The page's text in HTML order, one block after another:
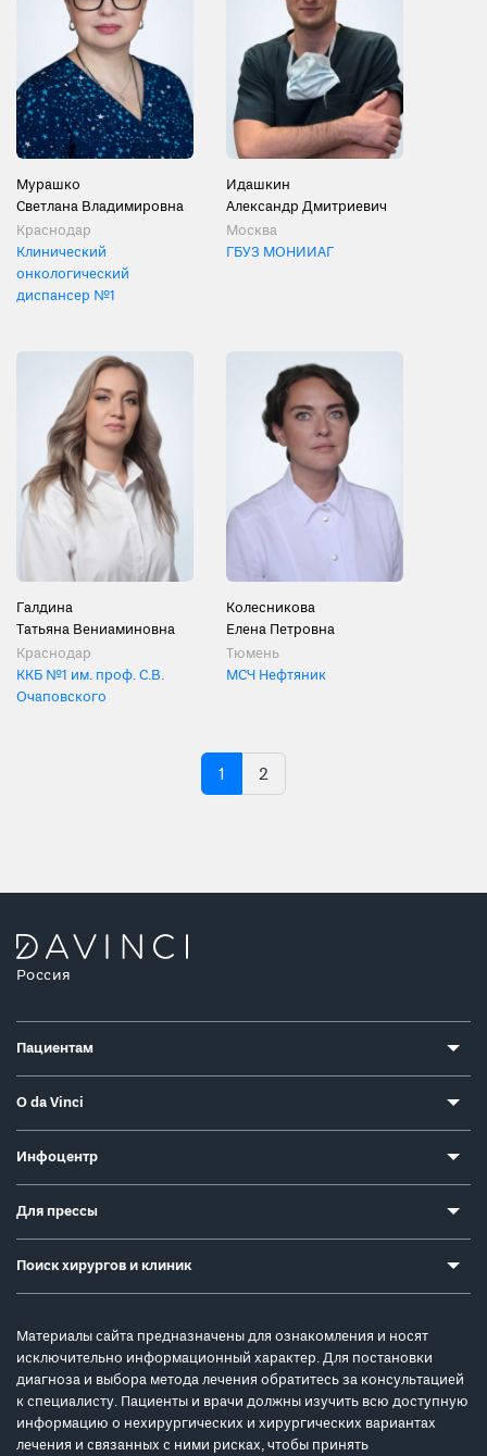
Мурашко
Светлана Владимировна
Краснодар
Клинический
онкологический
диспансер №1
Идашкин
Александр Дмитриевич
Москва
ГБУЗ МОНИИАГ
Галдина
Татьяна Вениаминовна
Краснодар
ККБ №1 им. проф. С.В.
Очаповского
Колесникова
Елена Петровна
Тюмень
МСЧ Нефтяник
1 2
Россия
Пациентам
О da Vinci
Инфоцентр
Для прессы
Поиск хирургов и клиник
Материалы сайта предназначены для ознакомления и носят
исключительно информационный характер. Для постановки
диагноза и выбора метода лечения обратитесь за консультацией
к специалисту. Пациенты и врачи должны изучить всю доступную
информацию о нехирургических и хирургических вариантах
лечения и связанных с ними рисках, чтобы принять